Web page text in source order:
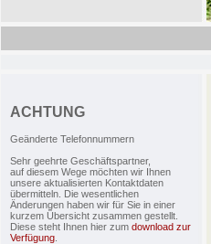
ACHTUNG
Geänderte Telefonnummern
Sehr geehrte Geschäftspartner,
auf diesem Wege möchten wir Ihnen
unsere aktualisierten Kontaktdaten
übermitteln. Die wesentlichen
Änderungen haben wir für Sie in einer
kurzem Übersicht zusammen gestellt.
Diese steht Ihnen hier zum download zur
Verfügung